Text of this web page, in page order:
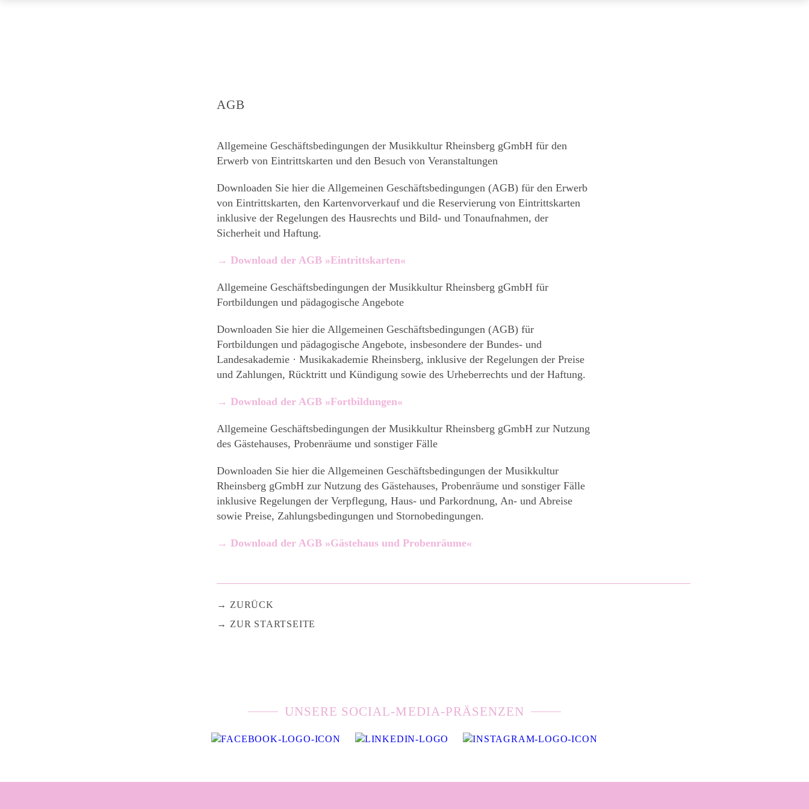
AGB
Allgemeine Geschäftsbedingungen der Musikkultur Rheinsberg gGmbH für den
Erwerb von Eintrittskarten und den Besuch von Veranstaltungen
Downloaden Sie hier die Allgemeinen Geschäftsbedingungen (AGB) für den Erwerb
von Eintrittskarten, den Kartenvorverkauf und die Reservierung von Eintrittskarten
inklusive der Regelungen des Hausrechts und Bild- und Tonaufnahmen, der
Sicherheit und Haftung.
→ Download der AGB »Eintrittskarten«
Allgemeine Geschäftsbedingungen der Musikkultur Rheinsberg gGmbH für
Fortbildungen und pädagogische Angebote
Downloaden Sie hier die Allgemeinen Geschäftsbedingungen (AGB) für
Fortbildungen und pädagogische Angebote, insbesondere der Bundes- und
Landesakademie · Musikakademie Rheinsberg, inklusive der Regelungen der Preise
und Zahlungen, Rücktritt und Kündigung sowie des Urheberrechts und der Haftung.
→ Download der AGB »Fortbildungen«
Allgemeine Geschäftsbedingungen der Musikkultur Rheinsberg gGmbH zur Nutzung
des Gästehauses, Probenräume und sonstiger Fälle
Downloaden Sie hier die Allgemeinen Geschäftsbedingungen der Musikkultur
Rheinsberg gGmbH zur Nutzung des Gästehauses, Probenräume und sonstiger Fälle
inklusive Regelungen der Verpflegung, Haus- und Parkordnung, An- und Abreise
sowie Preise, Zahlungsbedingungen und Stornobedingungen.
→ Download der AGB »Gästehaus und Probenräume«
ZURÜCK
ZUR STARTSEITE
UNSERE SOCIAL-MEDIA-PRÄSENZEN